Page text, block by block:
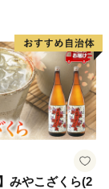
みやこざくら(2